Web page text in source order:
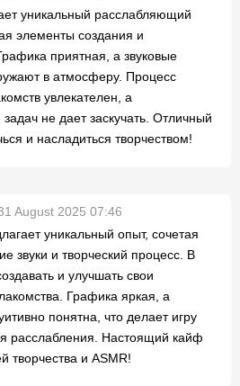
уникальный расслабляющий
элементы создания и
приятная, а звуковые
в атмосферу. Процесс
увлекателен, а
не дает заскучать. Отличный
и насладиться творчеством!
August 2025 07:46
уникальный опыт, сочетая
звуки и творческий процесс. В
и улучшать свои
Графика яркая, а
понятна, что делает игру
расслабления. Настоящий кайф
творчества и ASMR!